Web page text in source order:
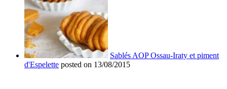
Sablés AOP Ossau-Iraty et piment
d'Espelette posted on 13/08/2015